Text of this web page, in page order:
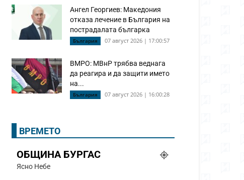
Ангел Георгиев: Македония
отказа лечение в България на
пострадалата българка
България 07 август 2026 | 17:00:57
ВМРО: МВнР трябва веднага
да реагира и да защити името
на...
България 07 август 2026 | 16:00:28
ВРЕМЕТО
ОБЩИНА БУРГАС
Ясно Небе